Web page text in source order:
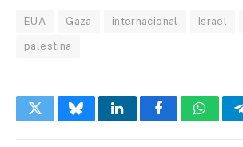
EUA Gaza internacional Israel
palestina
TwitterBlueskyLinkedInFacebook